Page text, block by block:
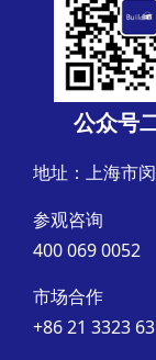
公众号
地址：上海市
参观咨询
400 069 0052
市场合作
+86 21 3323